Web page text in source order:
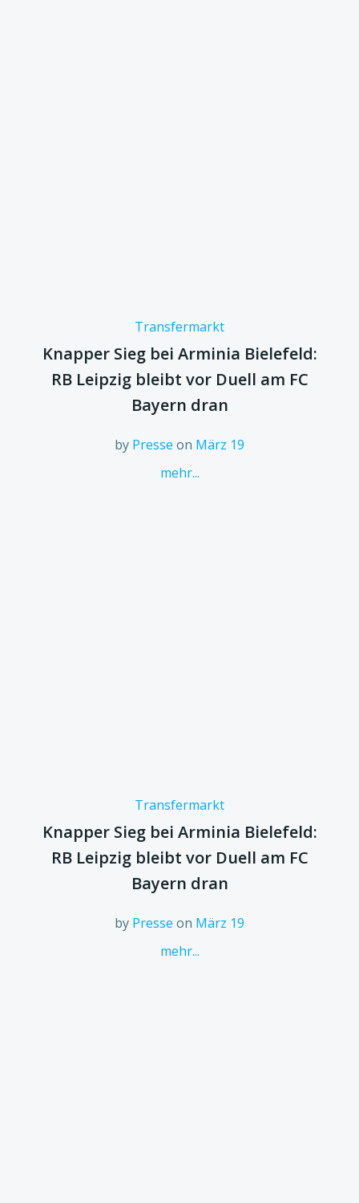
Transfermarkt
Knapper Sieg bei Arminia Bielefeld:
RB Leipzig bleibt vor Duell am FC
Bayern dran
by Presse on März 19
mehr...
Transfermarkt
Knapper Sieg bei Arminia Bielefeld:
RB Leipzig bleibt vor Duell am FC
Bayern dran
by Presse on März 19
mehr...